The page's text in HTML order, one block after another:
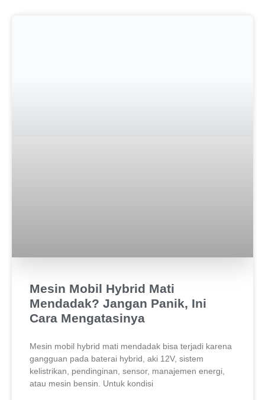
Mesin Mobil Hybrid Mati
Mendadak? Jangan Panik, Ini
Cara Mengatasinya
Mesin mobil hybrid mati mendadak bisa terjadi karena
gangguan pada baterai hybrid, aki 12V, sistem
kelistrikan, pendinginan, sensor, manajemen energi,
atau mesin bensin. Untuk kondisi